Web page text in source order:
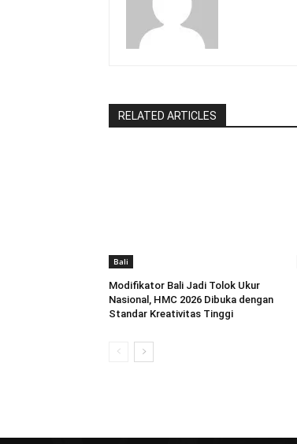
RELATED ARTICLES
Bali
Modifikator Bali Jadi Tolok Ukur
Nasional, HMC 2026 Dibuka dengan
Standar Kreativitas Tinggi